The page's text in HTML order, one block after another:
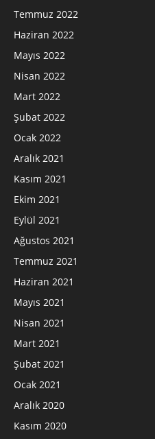
Temmuz 2022
Haziran 2022
Mayıs 2022
Nisan 2022
Mart 2022
Şubat 2022
Ocak 2022
Aralık 2021
Kasım 2021
Ekim 2021
Eylül 2021
Ağustos 2021
Temmuz 2021
Haziran 2021
Mayıs 2021
Nisan 2021
Mart 2021
Şubat 2021
Ocak 2021
Aralık 2020
Kasım 2020